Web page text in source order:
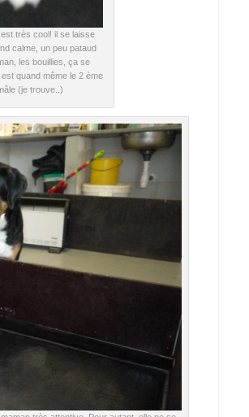
très cool! il se laisse
calme, un peu pataud
les bouillies, ça se
quand même le 2 ème
(je trouve..)